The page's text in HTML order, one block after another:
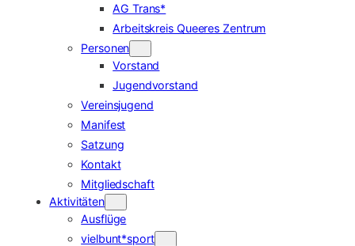
AG Trans*
Arbeitskreis Queeres Zentrum
Personen
Vorstand
Jugendvorstand
Vereinsjugend
Manifest
Satzung
Kontakt
Mitgliedschaft
Aktivitäten
Ausflüge
vielbunt*sport